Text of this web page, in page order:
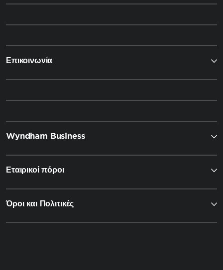
Επικοινωνία
Wyndham Business
Εταιρικοί πόροι
Όροι και Πολιτικές